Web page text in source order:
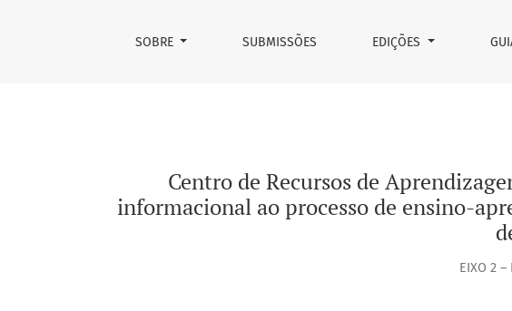
SOBRE SUBMISSÕES EDIÇÕES
Centro de Recursos de
informacional ao processo de ensino-
EIXO 2 –